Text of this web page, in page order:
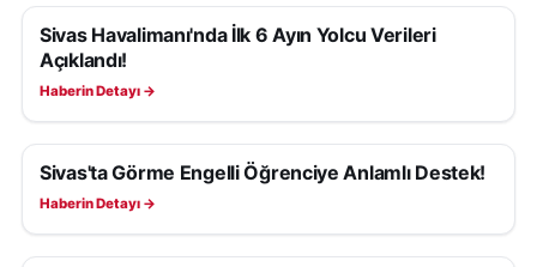
SIVAS HABERLERI
Sivas Havalimanı'nda İlk 6 Ayın Yolcu Verileri
Açıklandı!
Haberin Detayı →
SIVAS HABERLERI
Sivas'ta Görme Engelli Öğrenciye Anlamlı Destek!
Haberin Detayı →